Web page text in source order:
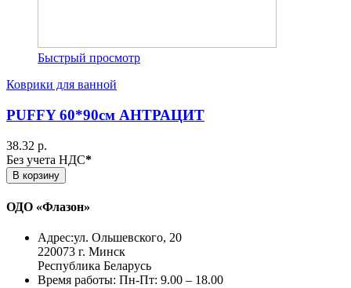
Быстрый просмотр
Коврики для ванной
PUFFY 60*90см АНТРАЦИТ
38.32 р.
Без учета НДС*
В корзину
ОДО «Флазон»
Адрес:ул. Ольшевского, 20
220073 г. Минск
Республика Беларусь
Время работы: Пн-Пт: 9.00 – 18.00